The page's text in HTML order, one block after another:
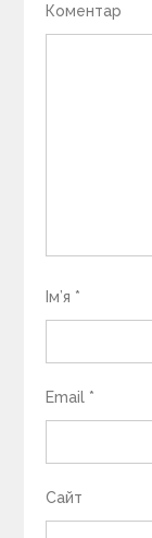
Коментар
Ім’я *
Email *
Сайт